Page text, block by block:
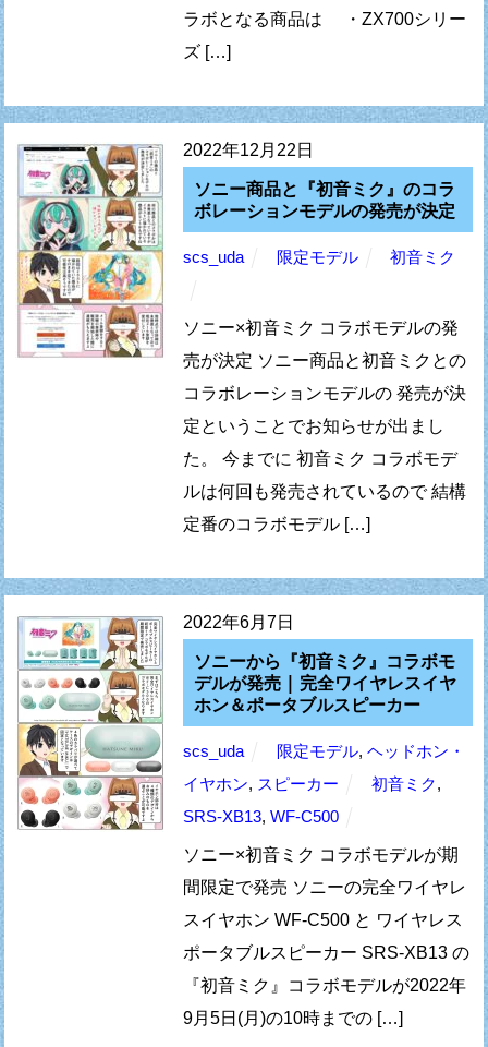
ラボとなる商品は ・ZX700シリー
ズ […]
2022年12月22日
ソニー商品と『初音ミク』のコラ
ボレーションモデルの発売が決定
scs_uda 限定モデル 初音ミク
ソニー×初音ミク コラボモデルの発
売が決定 ソニー商品と初音ミクとの
コラボレーションモデルの 発売が決
定ということでお知らせが出まし
た。 今までに 初音ミク コラボモデ
ルは何回も発売されているので 結構
定番のコラボモデル […]
2022年6月7日
ソニーから『初音ミク』コラボモ
デルが発売 | 完全ワイヤレスイヤ
ホン＆ポータブルスピーカー
scs_uda 限定モデル, ヘッドホン・
イヤホン, スピーカー 初音ミク,
SRS-XB13,WF-C500
ソニー×初音ミク コラボモデルが期
間限定で発売 ソニーの完全ワイヤレ
スイヤホン WF-C500 と ワイヤレス
ポータブルスピーカー SRS-XB13 の
『初音ミク』コラボモデルが2022年
9月5日(月)の10時までの […]